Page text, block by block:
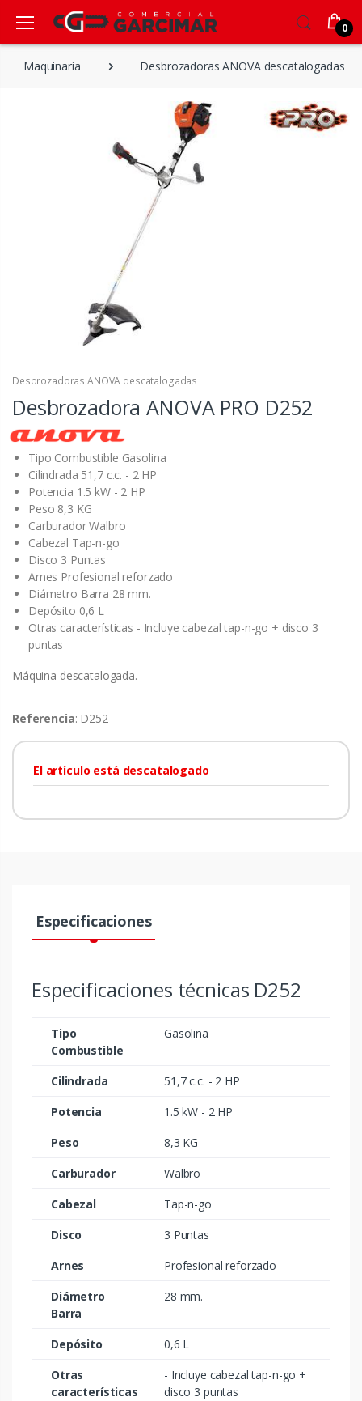
0
Maquinaria Desbrozadoras ANOVA descatalogadas
Desbrozadoras ANOVA descatalogadas
Desbrozadora ANOVA PRO D252
Tipo Combustible Gasolina
Cilindrada 51,7 c.c. - 2 HP
Potencia 1.5 kW - 2 HP
Peso 8,3 KG
Carburador Walbro
Cabezal Tap-n-go
Disco 3 Puntas
Arnes Profesional reforzado
Diámetro Barra 28 mm.
Depósito 0,6 L
Otras características - Incluye cabezal tap-n-go + disco 3
puntas
Máquina descatalogada.
Referencia: D252
El artículo está descatalogado
Especificaciones
Especificaciones técnicas D252
Tipo
Combustible
Gasolina
Cilindrada
51,7 c.c. - 2 HP
Potencia
1.5 kW - 2 HP
Peso
8,3 KG
Carburador
Walbro
Cabezal
Tap-n-go
Disco
3 Puntas
Arnes
Profesional reforzado
Diámetro
Barra
28 mm.
Depósito
0,6 L
Otras
características
- Incluye cabezal tap-n-go +
disco 3 puntas